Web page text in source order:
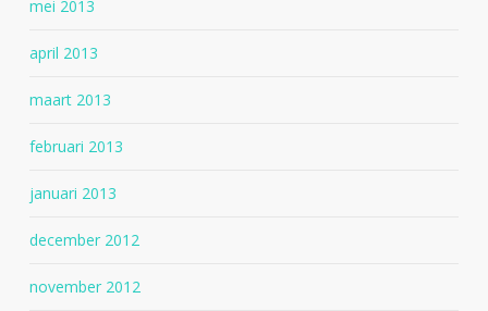
mei 2013
april 2013
maart 2013
februari 2013
januari 2013
december 2012
november 2012